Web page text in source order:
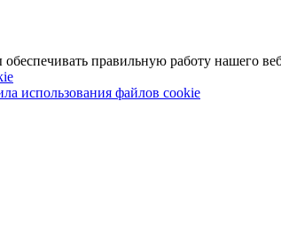
правильную работу нашего
использования файлов cookie